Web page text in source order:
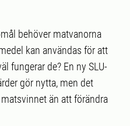
behöver matvanorna
kan användas för att
fungerar de? En ny SLU-
gör nytta, men det
än att förändra